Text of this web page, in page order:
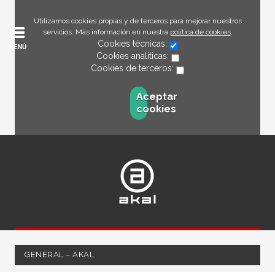
Utilizamos cookies propias y de terceros para mejorar nuestros
servicios. Más información en nuestra política de cookies.
Cookies técnicas:
Cookies analíticas:
Cookies de terceros:
Aceptar
cookies
MENÚ
GENERAL – AKAL